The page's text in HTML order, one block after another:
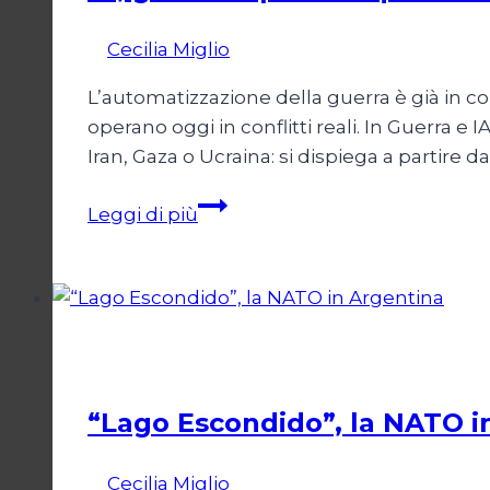
Cecilia Miglio
L’automatizzazione della guerra è già in
operano oggi in conflitti reali. In Guerra e
Iran, Gaza o Ucraina: si dispiega a partire
Leggi di piùIA,
potere:
automatizza
“Lago Escondido”, la NATO
Cecilia Miglio